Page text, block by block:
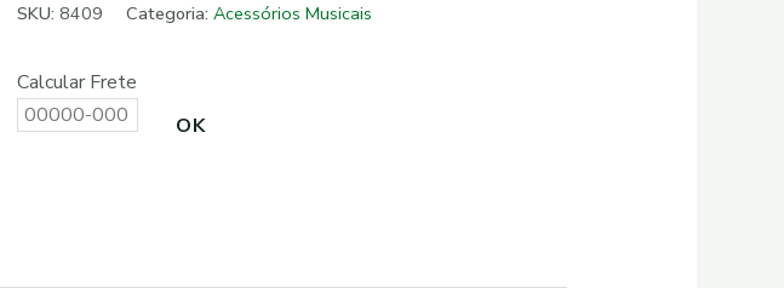
SKU:8409 Categoria:Acessórios Musicais
Calcular Frete
OK